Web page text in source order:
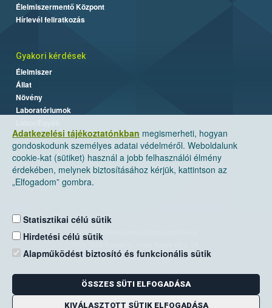
Adatkezelési tájékoztatónkban megismerheti, hogyan
gondoskodunk személyes adatai védelméről. Weboldalunk
cookie-kat (sütiket) használ a jobb felhasználói élmény
érdekében, melynek biztosításához kérjük, kattintson az
„Elfogadom” gombra.
Statisztikai célú sütik
Hirdetési célú sütik
Alapműködést biztosító és funkcionális sütik
ÖSSZES SÜTI ELFOGADÁSA
KIVÁLASZTOTT SÜTIK ELFOGADÁSA
Élelmiszermentő Központ
Hírlevél feliratkozás
Gyakori kérdések
Élelmiszer
Állat
Növény
Laboratóriumok
Nemzeti Élelmiszerlánc-biztonsági Hivatal
Levelezési cím: 1525 Budapest. Pf. 30.
E-mail:ugyfelszolgalat@nebih.gov.hu
Zöld szám: 06-80/263-244